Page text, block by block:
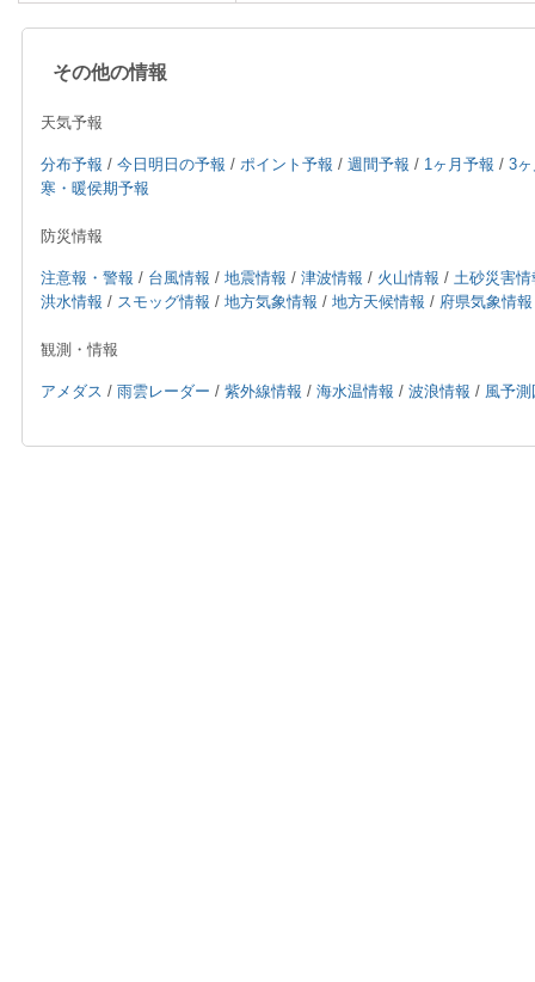
その他の情報
天気予報
分布予報 / 今日明日の予報 / ポイント予報 / 週間予報 / 1ヶ月予報 / 3
寒・暖侯期予報
防災情報
注意報・警報 / 台風情報 / 地震情報 / 津波情報 / 火山情報 / 土砂災害情
洪水情報 / スモッグ情報 / 地方気象情報 / 地方天候情報 / 府県気象情報
観測・情報
アメダス / 雨雲レーダー / 紫外線情報 / 海水温情報 / 波浪情報 / 風予測